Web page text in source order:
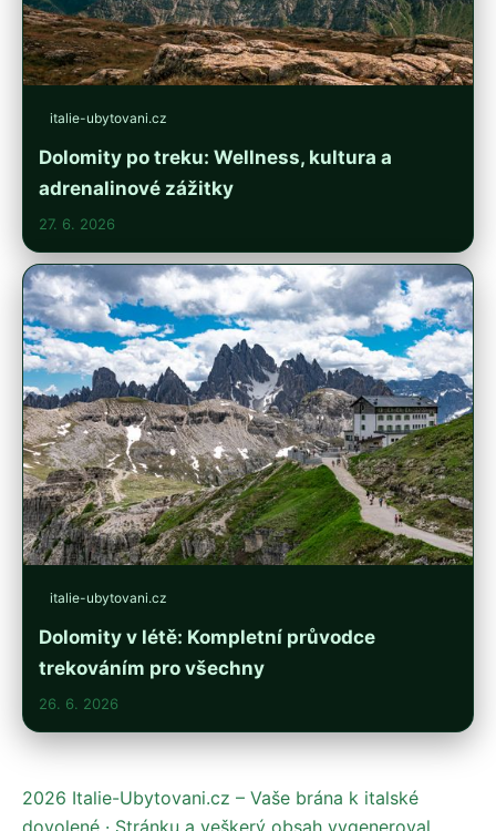
italie-ubytovani.cz
Dolomity po treku: Wellness, kultura a
adrenalinové zážitky
27. 6. 2026
italie-ubytovani.cz
Dolomity v létě: Kompletní průvodce
trekováním pro všechny
26. 6. 2026
2026 Italie-Ubytovani.cz – Vaše brána k italské
dovolené · Stránku a veškerý obsah vygeneroval